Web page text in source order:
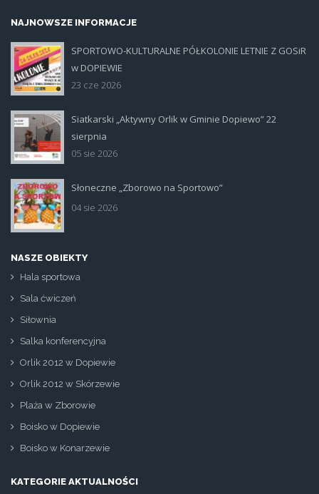
NAJNOWSZE INFORMACJE
plakat.jpg
SPORTOWO-KULTURALNE PÓŁKOLONIE LETNIE Z GOSiR
w DOPIEWIE
23 cze 2026
siatka_poziom.jpg
Siatkarski „Aktywny Orlik w Gminie Dopiewo” 22
sierpnia
05 sie 2026
Słoneczne „Zborowo na Sportowo”
04 sie 2026
NASZE OBIEKTY
Hala sportowa
Sala ćwiczeń
Siłownia
Salka konferencyjna
Orlik 2012 w Dopiewie
Orlik 2012 w Skórzewie
Plaża w Zborowie
Boisko w Dopiewie
Boisko w Konarzewie
KATEGORIE AKTUALNOŚCI